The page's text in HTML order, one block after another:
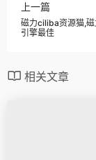
上一篇
磁力ciliba资源猫,
引擎最佳
相关文章